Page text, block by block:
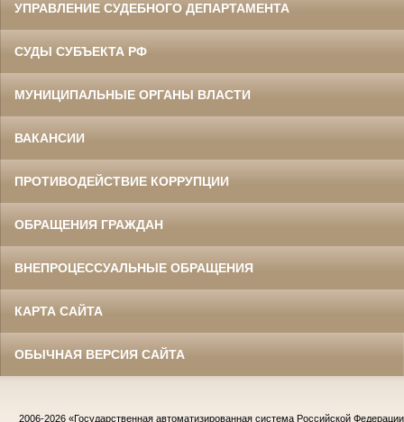
УПРАВЛЕНИЕ СУДЕБНОГО ДЕПАРТАМЕНТА
СУДЫ СУБЪЕКТА РФ
МУНИЦИПАЛЬНЫЕ ОРГАНЫ ВЛАСТИ
ВАКАНСИИ
ПРОТИВОДЕЙСТВИЕ КОРРУПЦИИ
ОБРАЩЕНИЯ ГРАЖДАН
ВНЕПРОЦЕССУАЛЬНЫЕ ОБРАЩЕНИЯ
КАРТА САЙТА
ОБЫЧНАЯ ВЕРСИЯ САЙТА
2006-2026 «Государственная автоматизированная система Российской